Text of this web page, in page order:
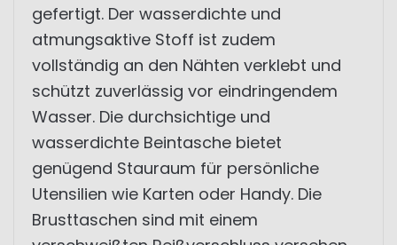
gefertigt. Der wasserdichte und
atmungsaktive Stoff ist zudem
vollständig an den Nähten verklebt und
schützt zuverlässig vor eindringendem
Wasser. Die durchsichtige und
wasserdichte Beintasche bietet
genügend Stauraum für persönliche
Utensilien wie Karten oder Handy. Die
Brusttaschen sind mit einem